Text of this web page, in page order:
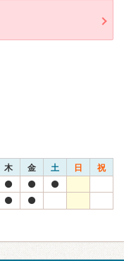
木 金 土 日 祝